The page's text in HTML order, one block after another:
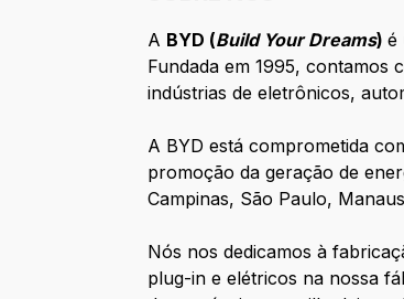
A BYD (Build Your Dreams)é
Fundada em 1995, contamos
indústrias de eletrônicos,
A BYD está comprometida
promoção da geração de
Campinas, São Paulo,
Nós nos dedicamos à
plug-in e elétricos na nossa